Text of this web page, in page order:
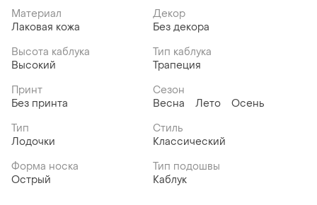
Материал
Лаковая кожа
Декор
Без декора
Высота каблука
Высокий
Тип каблука
Трапеция
Принт
Без принта
Сезон
Весна
Лето
Осень
Тип
Лодочки
Стиль
Классический
Форма носка
Острый
Тип подошвы
Каблук